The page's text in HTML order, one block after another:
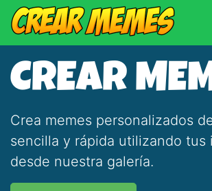
CREAR
Crea memes personalizados
sencilla y rápida utilizando tus
desde nuestra galería.